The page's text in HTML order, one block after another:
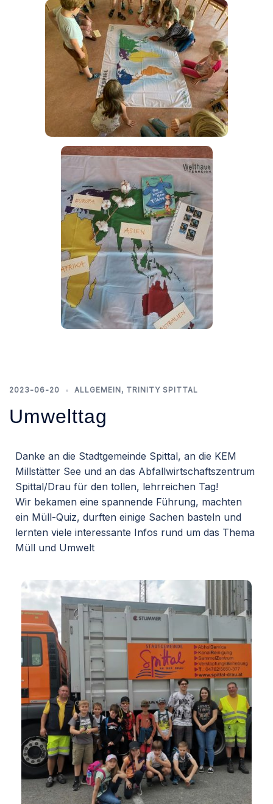
2023-06-20 ALLGEMEIN, TRINITY SPITTAL
Umwelttag
Danke an die Stadtgemeinde Spittal, an die KEM
Millstätter See und an das Abfallwirtschaftszentrum
Spittal/Drau für den tollen, lehrreichen Tag!
Wir bekamen eine spannende Führung, machten
ein Müll-Quiz, durften einige Sachen basteln und
lernten viele interessante Infos rund um das Thema
Müll und Umwelt